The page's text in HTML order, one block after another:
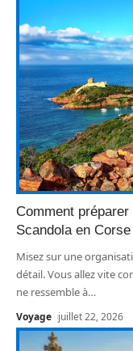
Comment
Scandola en
Misez sur une
détail. Vous allez vite
ne ressemble à…
Voyage juillet 22, 2026